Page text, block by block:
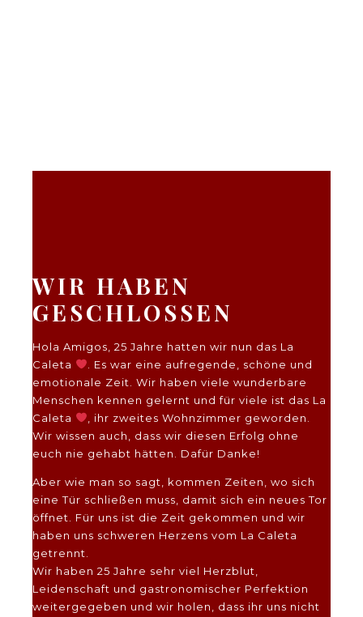
WIR HABEN
GESCHLOSSEN
Hola Amigos, 25 Jahre hatten wir nun das La
Caleta
. Es war eine aufregende, schöne und
emotionale Zeit. Wir haben viele wunderbare
Menschen kennen gelernt und für viele ist das La
Caleta
, ihr zweites Wohnzimmer geworden.
Wir wissen auch, dass wir diesen Erfolg ohne
euch nie gehabt hätten. Dafür Danke!
Aber wie man so sagt, kommen Zeiten, wo sich
eine Tür schließen muss, damit sich ein neues Tor
öffnet. Für uns ist die Zeit gekommen und wir
haben uns schweren Herzens vom La Caleta
getrennt.
Wir haben 25 Jahre sehr viel Herzblut,
Leidenschaft und gastronomischer Perfektion
weitergegeben und wir holen, dass ihr uns nicht